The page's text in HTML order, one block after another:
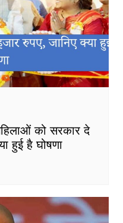
को सरकार दे
हुई है घोषणा